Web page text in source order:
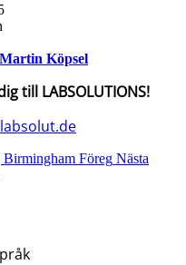
Martin Köpsel
till LABSOLUTIONS!
Birmingham Föreg Nästa